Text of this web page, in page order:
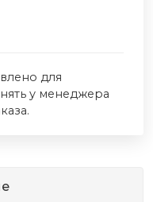
для
у менеджера